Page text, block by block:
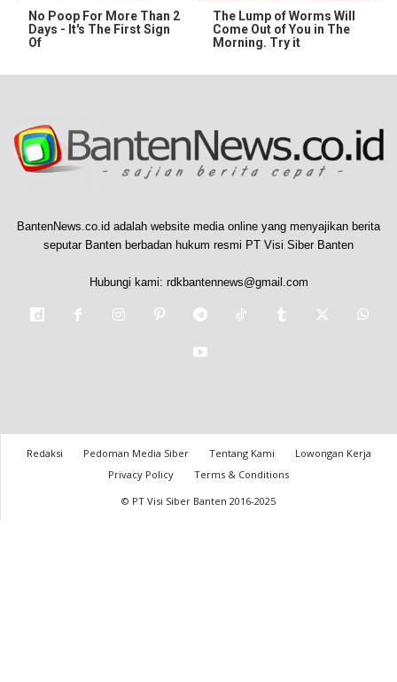
No Poop For More Than 2
Days - It's The First Sign
Of
The Lump of Worms Will
Come Out of You in The
Morning. Try it
BantenNews.co.id adalah website media online yang menyajikan berita
seputar Banten berbadan hukum resmi PT Visi Siber Banten
Hubungi kami: rdkbantennews@gmail.com
Redaksi Pedoman Media Siber Tentang Kami
Lowongan Kerja
Privacy Policy
Terms & Conditions
© PT Visi Siber Banten 2016-2025